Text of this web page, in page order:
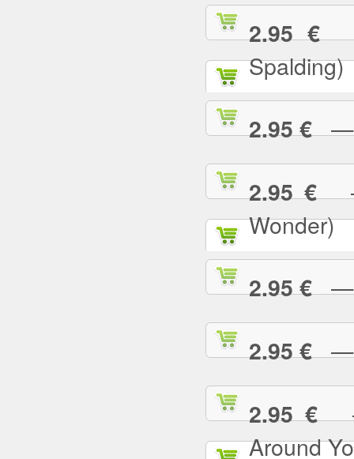
2.95 €—
Spalding)
2.95 €— I
2.95 €—
Wonder)
2.95 €—
2.95 €—
2.95 €—
Around